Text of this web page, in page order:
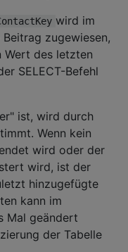
wird im
zugewiesen,
Wert des letzten
SELECT-Befehl
ist, wird durch
Wenn kein
wird oder der
wird, ist der
hinzugefügte
kann im
Mal geändert
der Tabelle